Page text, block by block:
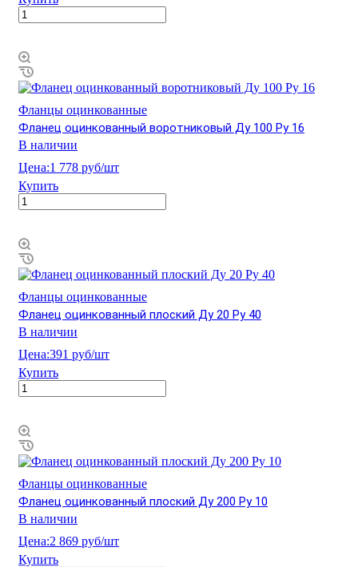
Фланцы оцинкованные
Фланец оцинкованный воротниковый Ду 100 Ру 16
В наличии
Цена:1 778 руб/шт
Купить
Фланцы оцинкованные
Фланец оцинкованный плоский Ду 20 Ру 40
В наличии
Цена:391 руб/шт
Купить
Фланцы оцинкованные
Фланец оцинкованный плоский Ду 200 Ру 10
В наличии
Цена:2 869 руб/шт
Купить